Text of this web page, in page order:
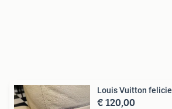
Louis Vuitton felicie
€ 120,00